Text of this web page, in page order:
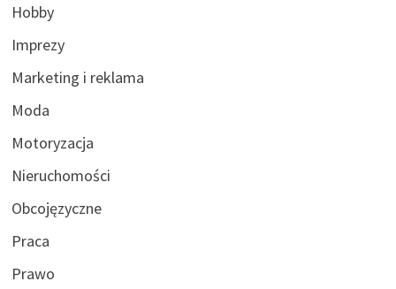
Hobby
Imprezy
Marketing i reklama
Moda
Motoryzacja
Nieruchomości
Obcojęzyczne
Praca
Prawo